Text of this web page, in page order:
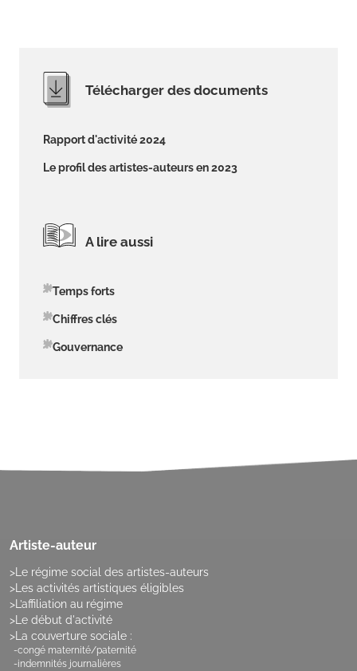
Télécharger des documents
Rapport d'activité 2024
Le profil des artistes-auteurs en 2023
A lire aussi
Temps forts
Chiffres clés
Gouvernance
Artiste-auteur
Le régime social des artistes-auteurs
Les activités artistiques éligibles
L’affiliation au régime
Le début d'activité
La couverture sociale :
congé maternité/paternité
indemnités journalières